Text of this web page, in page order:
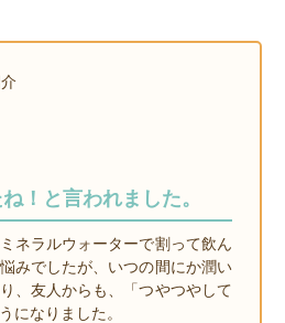
！と言われました。
ネラルウォーターで割って飲ん
みでしたが、いつの間にか潤い
、友人からも、「つやつやして
になりました。